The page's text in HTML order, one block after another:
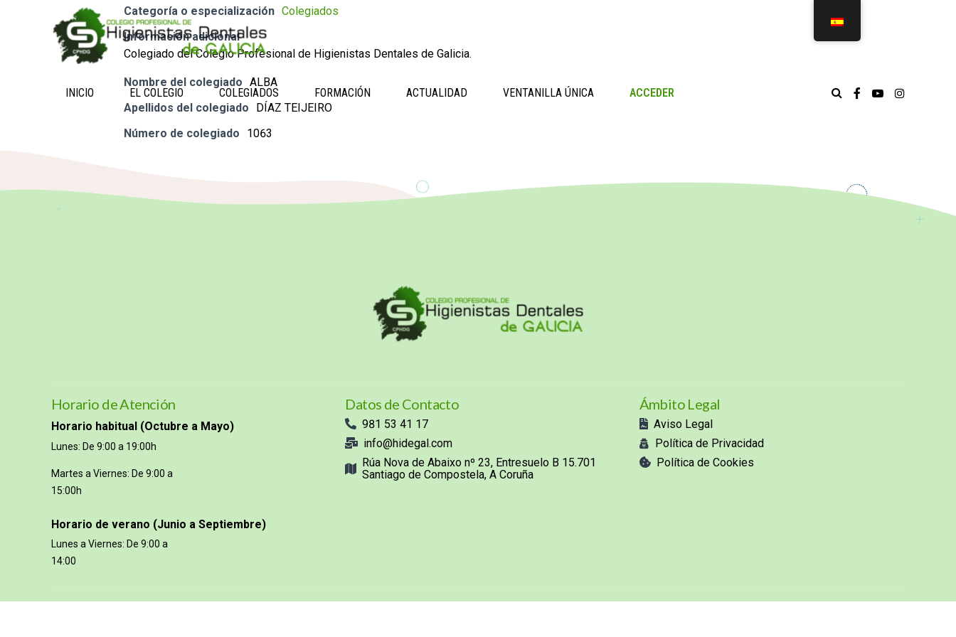
INICIO EL COLEGIO COLEGIADOS FORMACIÓN ACTUALIDAD VENTANILLA ÚNICA ACCEDER
Categoría o especialización Colegiados
Información adicional
Colegiado del Colegio Profesional de Higienistas Dentales de Galicia.
Nombre del colegiado ALBA
Apellidos del colegiado
DÍAZ TEIJEIRO
Número de colegiado
1063
Horario de Atención
Horario habitual (Octubre a Mayo)
Lunes: De 9:00 a 19:00h
Martes a Viernes: De 9:00 a
15:00h
Horario de verano (Junio a Septiembre)
Lunes a Viernes: De 9:00 a
14:00
Datos de Contacto
981 53 41 17
info@hidegal.com
Rúa Nova de Abaixo nº 23, Entresuelo B 15.701
Santiago de Compostela, A Coruña
Ámbito Legal
Aviso Legal
Política de Privacidad
Política de Cookies